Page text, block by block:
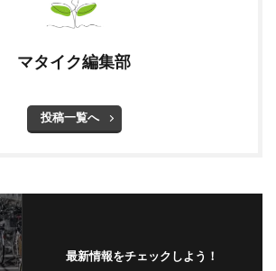
マタイク編集部
投稿一覧へ
最新情報をチェックしよう！